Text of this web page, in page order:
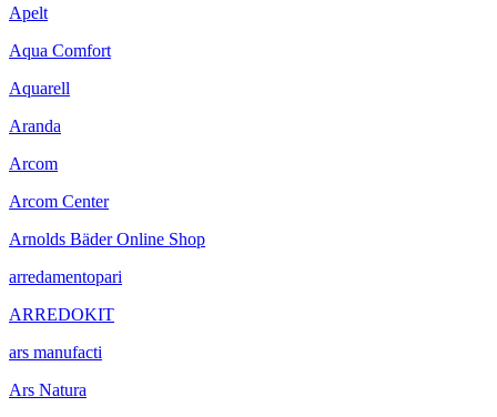
Apelt
Aqua Comfort
Aquarell
Aranda
Arcom
Arcom Center
Arnolds Bäder Online Shop
arredamentopari
ARREDOKIT
ars manufacti
Ars Natura